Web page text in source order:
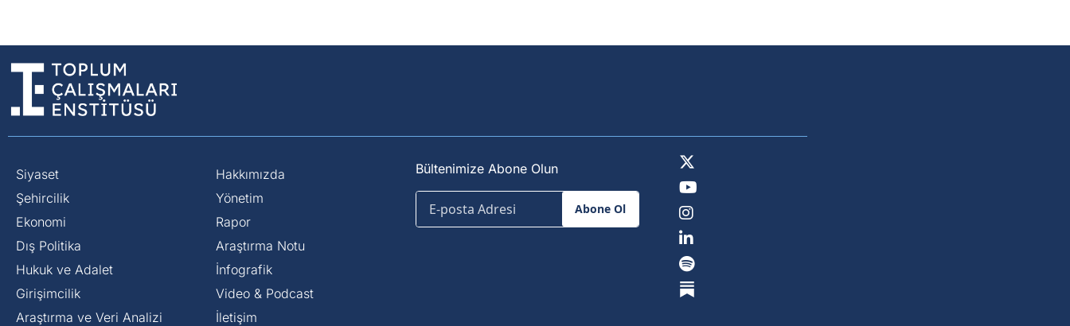
Siyaset
⁠Şehircilik
Ekonomi
Dış Politika
⁠Hukuk ve Adalet
Girişimcilik
Araştırma ve Veri Analizi
Hakkımızda
Yönetim
Rapor
Araştırma Notu
İnfografik
Video & Podcast
İletişim
Bültenimize Abone Olun
Abone Ol